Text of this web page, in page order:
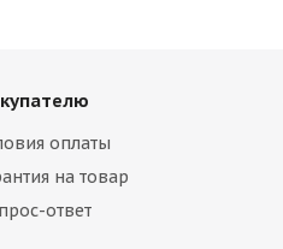
оплаты
на товар
ответ